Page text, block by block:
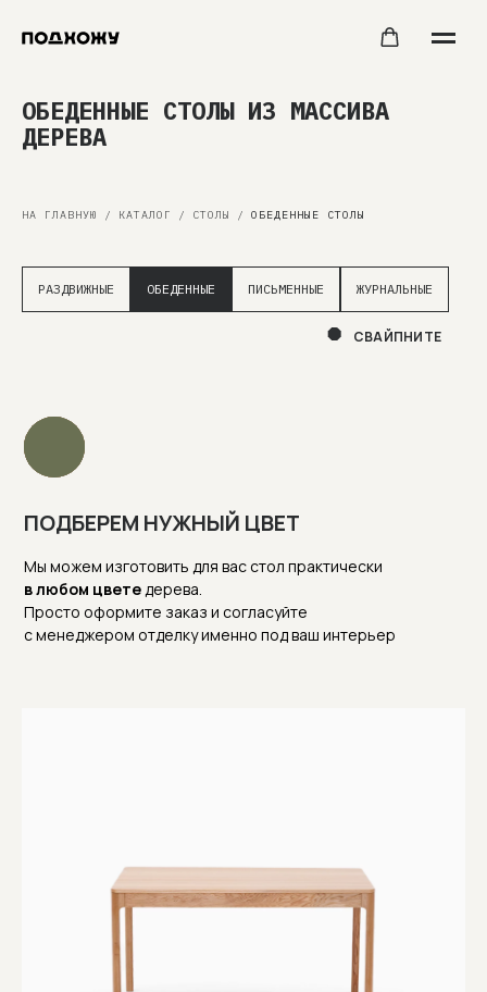
ОБЕДЕННЫЕ СТОЛЫ ИЗ МАССИВА
ДЕРЕВА
НА ГЛАВНУЮ / КАТАЛОГ / СТОЛЫ / ОБЕДЕННЫЕ СТОЛЫ
РАЗДВИЖНЫЕ ОБЕДЕННЫЕ ПИСЬМЕННЫЕ ЖУРНАЛЬНЫЕ
СВАЙПНИТЕ
в любом цвете
Просто оформите заказ и согласуйте
с менеджером отделку именно под ваш интерьер